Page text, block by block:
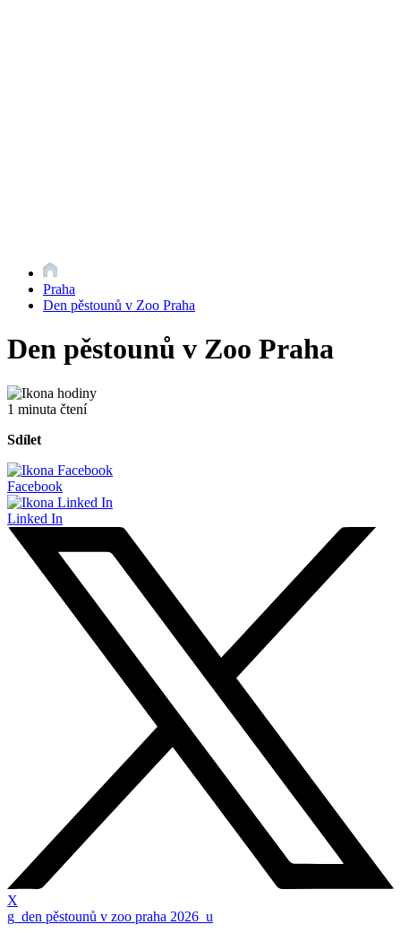
Praha
Den pěstounů v Zoo Praha
Den pěstounů v Zoo Praha
1 minuta čtení
Sdílet
Facebook
Linked In
X
g_den pěstounů v zoo praha 2026_u